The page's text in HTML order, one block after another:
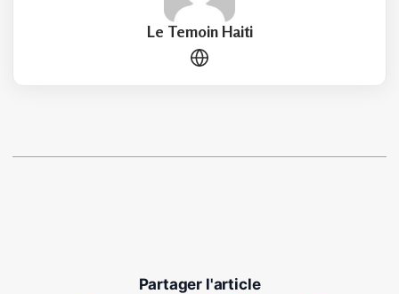
Le Temoin Haiti
Partager l'article